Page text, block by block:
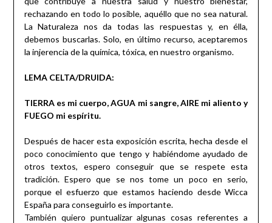
rechazando en todo lo posible, aquéllo que no sea natural.
La Naturaleza nos da todas las respuestas y, en élla,
debemos buscarlas. Solo, en último recurso, aceptaremos
la injerencia de la química, tóxica, en nuestro organismo.
LEMA CELTA/DRUIDA:
TIERRA es mi cuerpo, AGUA mi sangre, AIRE mi aliento y
FUEGO mi espíritu.
Después de hacer esta exposición escrita, hecha desde el
poco conocimiento que tengo y habiéndome ayudado de
otros textos, espero conseguir que se respete esta
tradición. Espero que se nos tome un poco en serio,
porque el esfuerzo que estamos haciendo desde Wicca
España para conseguirlo es importante.
También quiero puntualizar algunas cosas referentes a